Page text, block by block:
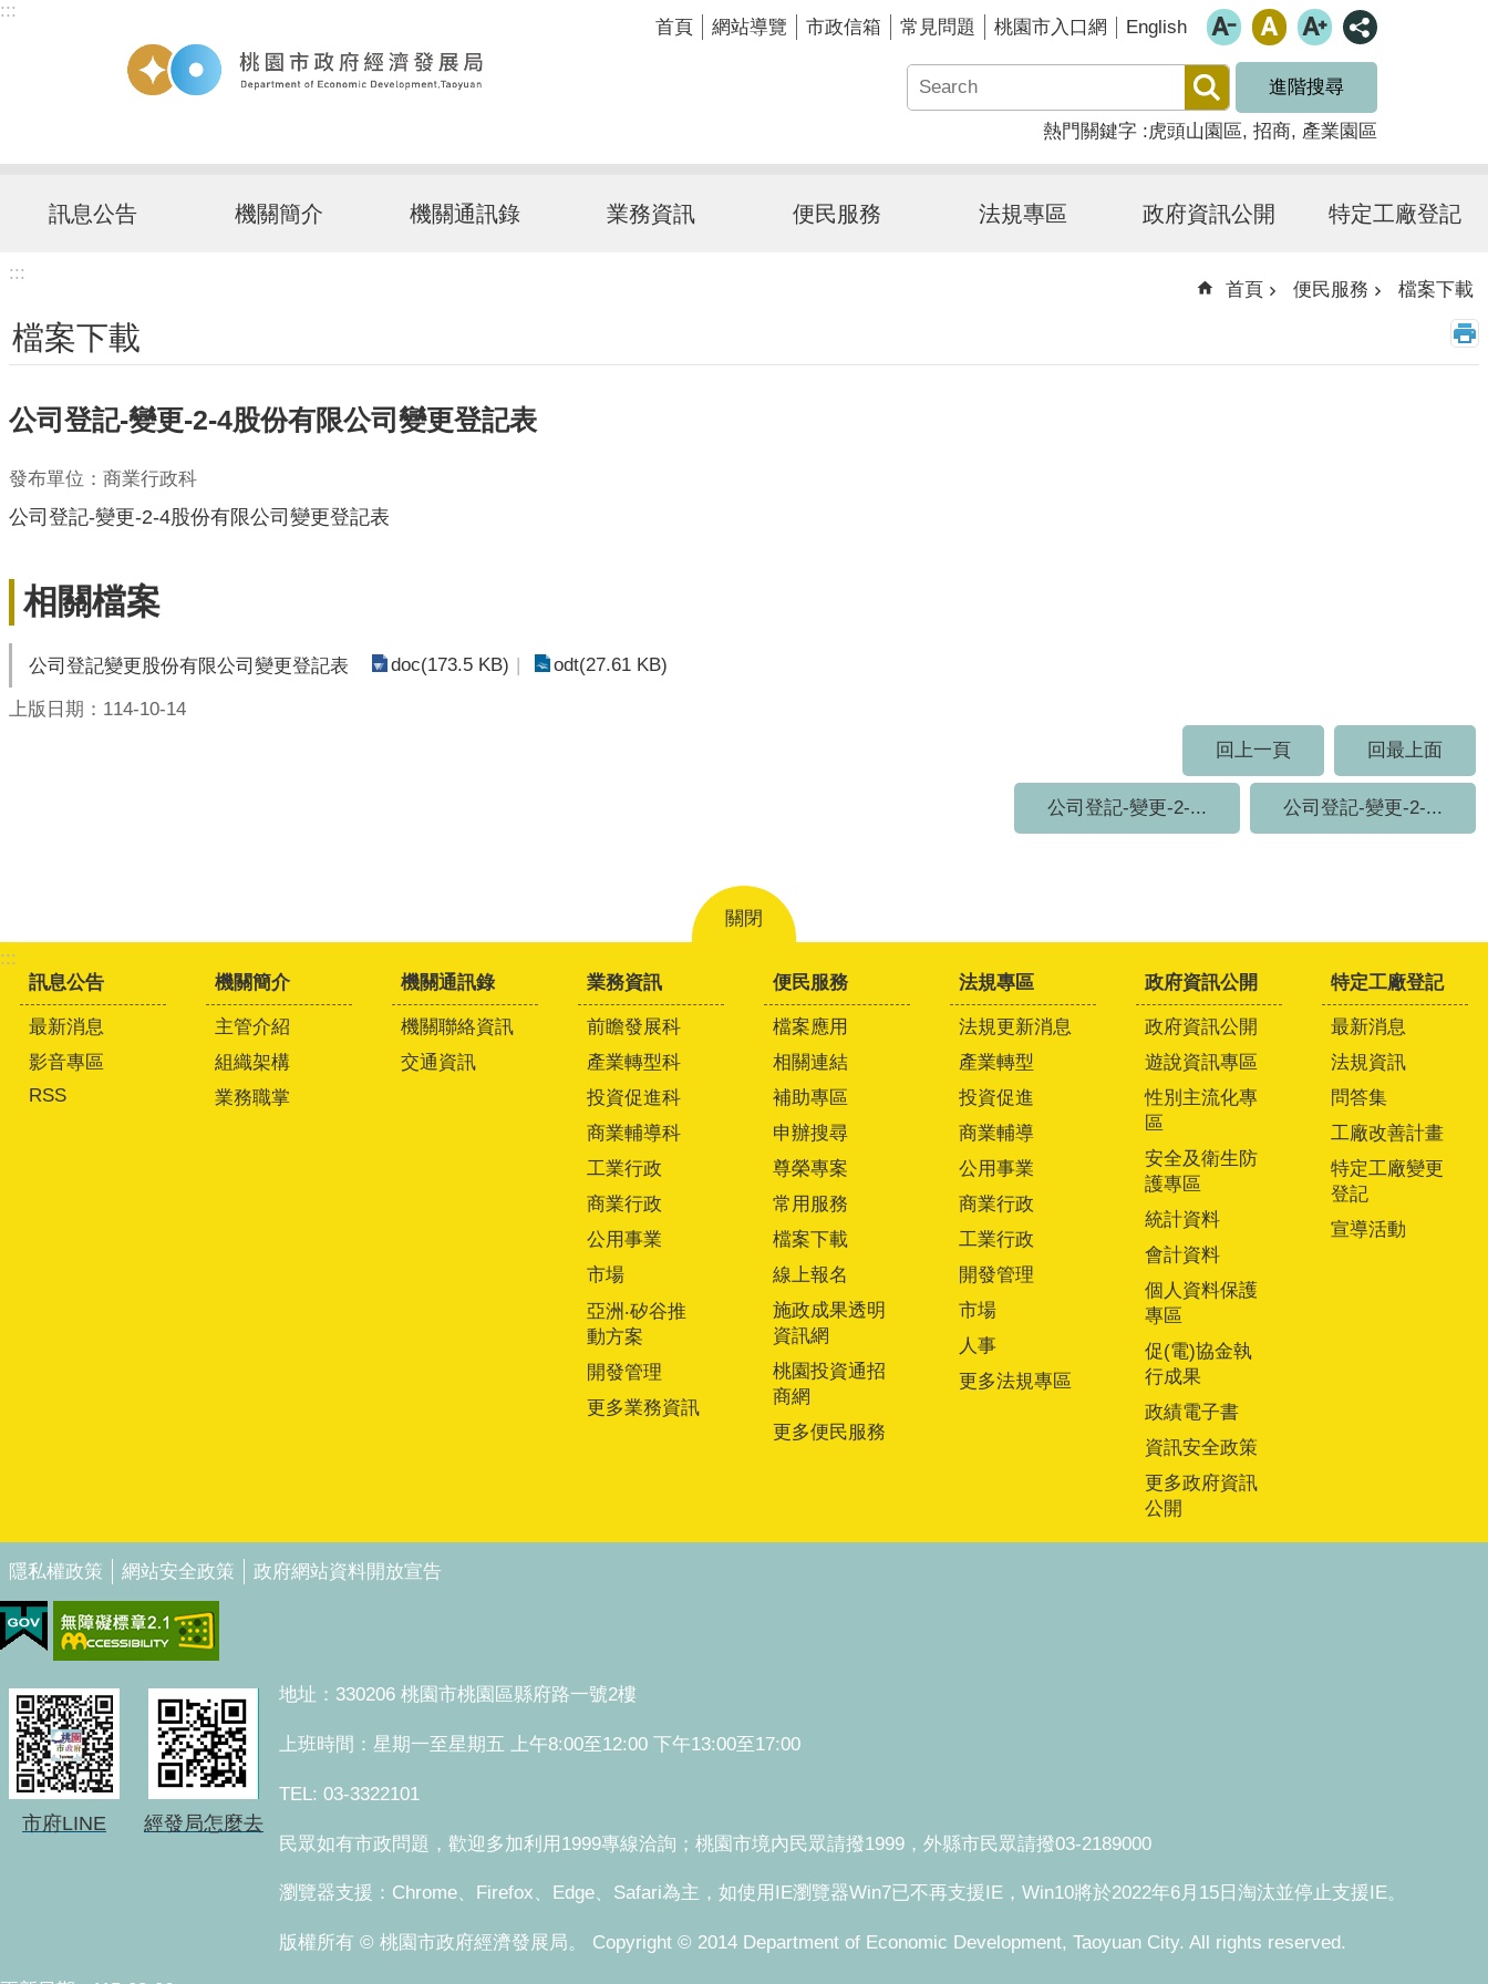
跳到主要內容區塊
:::
首頁 網站導覽 市政信箱 常見問題 桃園市入口網 English
進階搜尋
熱門關鍵字 虎頭山園區 招商 產業園區
訊息公告 機關簡介 機關通訊錄 業務資訊 便民服務 法規專區 政府資訊公開 特定工廠登記
:::
首頁 便民服務 檔案下載
檔案下載
公司登記-變更-2-4股份有限公司變更登記表
發布單位：商業行政科
公司登記-變更-2-4股份有限公司變更登記表
相關檔案
公司登記變更股份有限公司變更登記表 doc(173.5 KB) odt(27.61 KB)
上版日期：114-10-14
回上一頁
回最上面
公司登記-變更-2-... 公司登記-變更-2-...
關閉
:::
訊息公告
最新消息
影音專區
RSS
機關簡介
主管介紹
組織架構
業務職掌
機關通訊錄
機關聯絡資訊
交通資訊
業務資訊
前瞻發展科
產業轉型科
投資促進科
商業輔導科
工業行政
商業行政
公用事業
市場
亞洲‧矽谷推
動方案
開發管理
更多業務資訊
便民服務
檔案應用
相關連結
補助專區
申辦搜尋
尊榮專案
常用服務
檔案下載
線上報名
施政成果透明
資訊網
桃園投資通招
商網
更多便民服務
法規專區
法規更新消息
產業轉型
投資促進
商業輔導
公用事業
商業行政
工業行政
開發管理
市場
人事
更多法規專區
政府資訊公開
政府資訊公開
遊說資訊專區
性別主流化專
區
安全及衛生防
護專區
統計資料
會計資料
個人資料保護
專區
促(電)協金執
行成果
政績電子書
資訊安全政策
更多政府資訊
公開
特定工廠登記
最新消息
法規資訊
問答集
工廠改善計畫
特定工廠變更
登記
宣導活動
隱私權政策 網站安全政策 政府網站資料開放宣告
市府LINE 經發局怎麼去
地址：330206 桃園市桃園區縣府路一號2樓
上班時間：星期一至星期五 上午8:00至12:00 下午13:00至17:00
TEL: 03-3322101
民眾如有市政問題，歡迎多加利用1999專線洽詢；桃園市境內民眾請撥1999，外縣市民眾請撥03-2189000
瀏覽器支援：Chrome、Firefox、Edge、Safari為主，如使用IE瀏覽器Win7已不再支援IE，Win10將於2022年6月15日淘汰並停止支援IE。
版權所有 © 桃園市政府經濟發展局。 Copyright © 2014 Department of Economic Development, Taoyuan City. All rights reserved.